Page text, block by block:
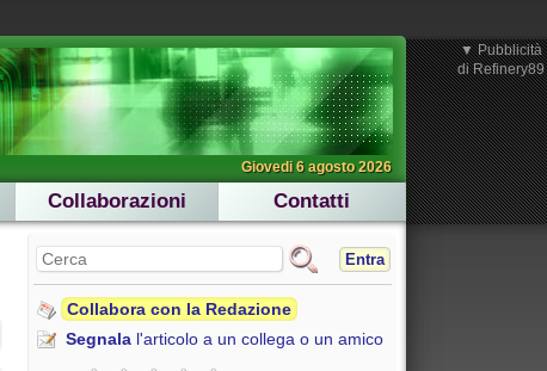
Giovedi 6 agosto 2026
Collaborazioni Contatti
Entra
Collabora con la Redazione
Segnala l'articolo a un collega o un amico
▼ Pubblicità